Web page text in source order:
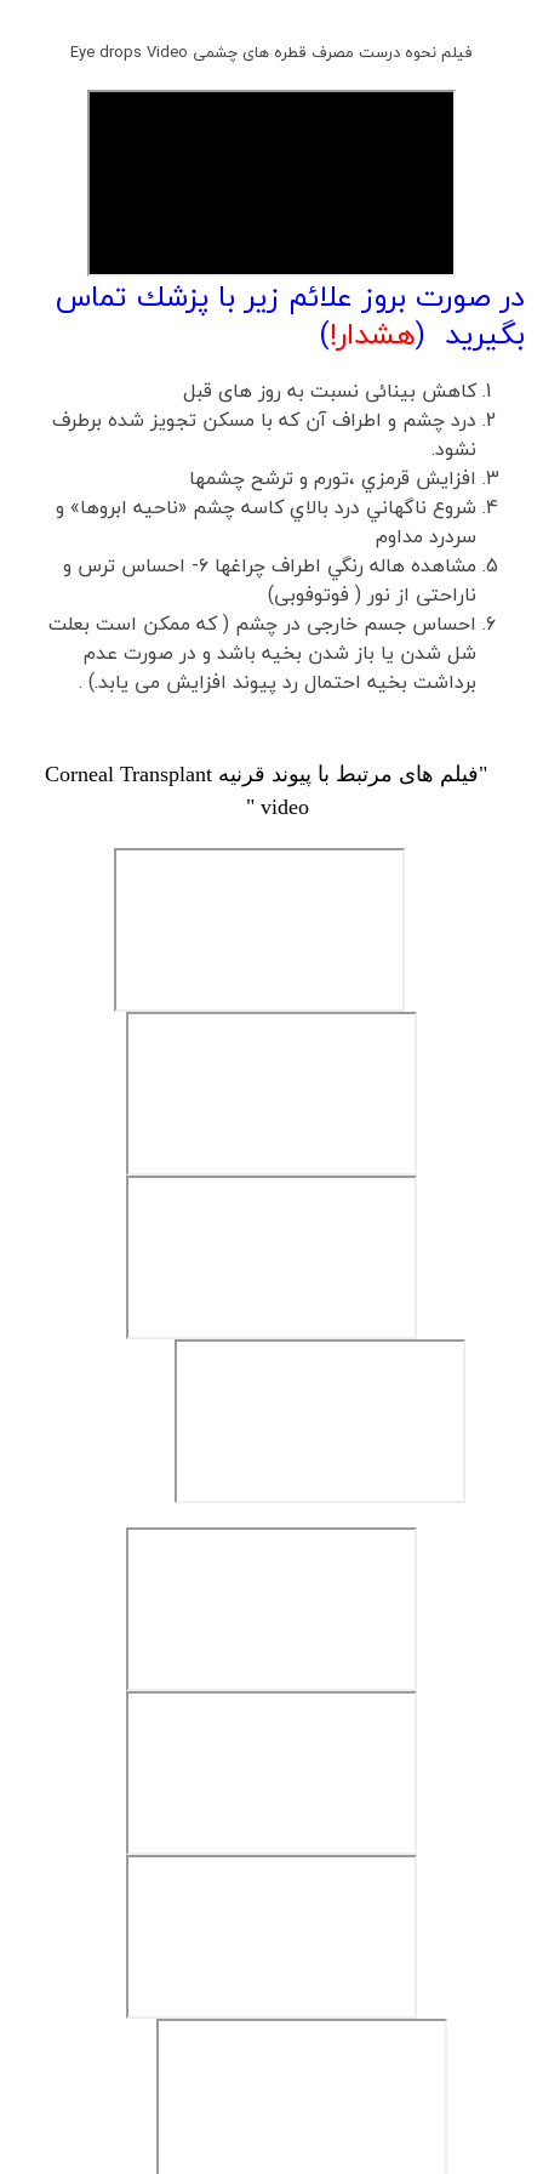
فیلم نحوه درست مصرف قطره های چشمی Eye drops Video
در صورت بروز علائم زير با پزشك تماس
بگیرید (هشدار!)
کاهش بینائی نسبت به روز های قبل
درد چشم و اطراف آن كه با مسكن تجويز شده برطرف
نشود.
افزايش قرمزي ،تورم و ترشح چشمها
شروع ناگهاني درد بالاي كاسه چشم «ناحيه ابروها» و
سردرد مداوم
مشاهده هاله رنگي اطراف چراغها ۶- احساس ترس و
ناراحتی از نور ( فوتوفوبی)
احساس جسم خارجی در چشم ( که ممکن است بعلت
شل شدن یا باز شدن بخیه باشد و در صورت عدم
برداشت بخیه احتمال رد پیوند افزایش می یابد.) .
"فیلم های مرتبط با پیوند قرنیه Corneal Transplant
video "